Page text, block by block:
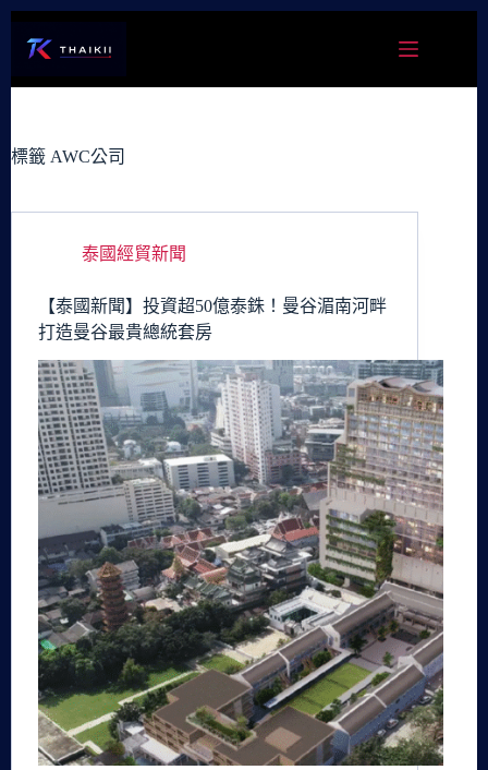
容
標籤 AWC公司
泰國經貿新聞
【泰國新聞】投資超50億泰銖！曼谷湄南河畔
打造曼谷最貴總統套房